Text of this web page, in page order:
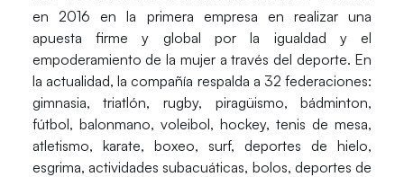
en 2016 en la primera empresa en realizar una
apuesta firme y global por la igualdad y el
empoderamiento de la mujer a través del deporte. En
la actualidad, la compañía respalda a 32 federaciones:
gimnasia, triatlón, rugby, piragüismo, bádminton,
fútbol, balonmano, voleibol, hockey, tenis de mesa,
atletismo, karate, boxeo, surf, deportes de hielo,
esgrima, actividades subacuáticas, bolos, deportes de